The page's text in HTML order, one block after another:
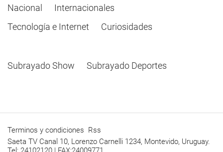
Nacional
Internacionales
Tecnología e Internet
Curiosidades
Subrayado Show Subrayado Deportes
Terminos y condiciones Rss
Saeta TV Canal 10, Lorenzo Carnelli 1234, Montevido, Uruguay.